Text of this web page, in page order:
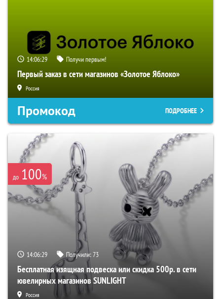
14:06:28 Получи первым!
Первый заказ в сети магазинов «Золотое Яблоко»
Россия
Промокод ПОДРОБНЕЕ
до 100%
14:06:28 Получили:73
Бесплатная изящная подвеска или скидка 500р. в сети
ювелирных магазинов SUNLIGHT
Россия